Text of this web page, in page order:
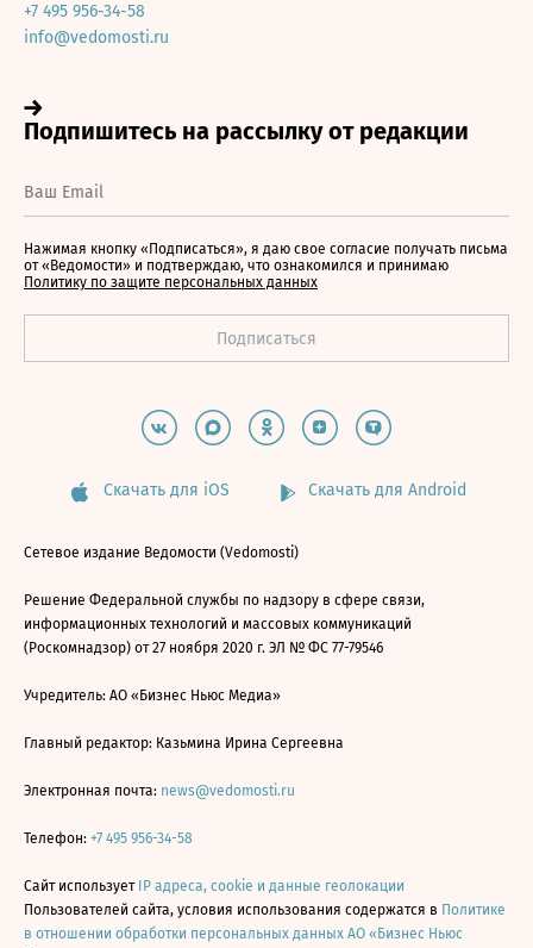
+7 495 956-34-58
info@vedomosti.ru
Нажимая кнопку «Подписаться», я даю свое согласие получать письма
от «Ведомости» и подтверждаю, что ознакомился и принимаю
Политику по защите персональных данных
Скачать для iOS Скачать для Android
Сетевое издание Ведомости (Vedomosti)
Решение Федеральной службы по надзору в сфере связи,
информационных технологий и массовых коммуникаций
(Роскомнадзор) от 27 ноября 2020 г. ЭЛ № ФС 77-79546
Учредитель: АО «Бизнес Ньюс Медиа»
Главный редактор: Казьмина Ирина Сергеевна
Электронная почта: news@vedomosti.ru
Телефон: +7 495 956-34-58
Сайт использует IP адреса, cookie и данные геолокации
Пользователей сайта, условия использования содержатся в Политике
в отношении обработки персональных данных АО «Бизнес Ньюс